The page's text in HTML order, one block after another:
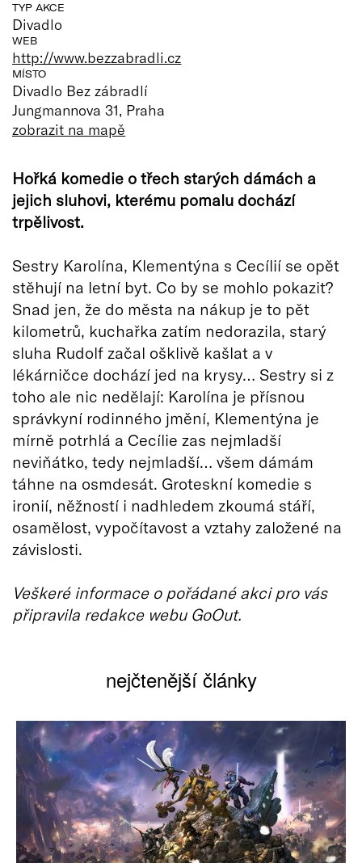
TYP AKCE
Divadlo
WEB
http://www.bezzabradli.cz
MÍSTO
Divadlo Bez zábradlí
Jungmannova 31, Praha
zobrazit na mapě
Hořká komedie o třech starých dámách a
jejich sluhovi, kterému pomalu dochází
trpělivost.
Sestry Karolína, Klementýna s Cecílií se opět
stěhují na letní byt. Co by se mohlo pokazit?
Snad jen, že do města na nákup je to pět
kilometrů, kuchařka zatím nedorazila, starý
sluha Rudolf začal ošklivě kašlat a v
lékárničce dochází jed na krysy… Sestry si z
toho ale nic nedělají: Karolína je přísnou
správkyní rodinného jmění, Klementýna je
mírně potrhlá a Cecílie zas nejmladší
neviňátko, tedy nejmladší… všem dámám
táhne na osmdesát. Groteskní komedie s
ironií, něžností i nadhledem zkoumá stáří,
osamělost, vypočítavost a vztahy založené na
závislosti.
Veškeré informace o pořádané akci pro vás
připravila redakce webu GoOut.
nejčtenější články